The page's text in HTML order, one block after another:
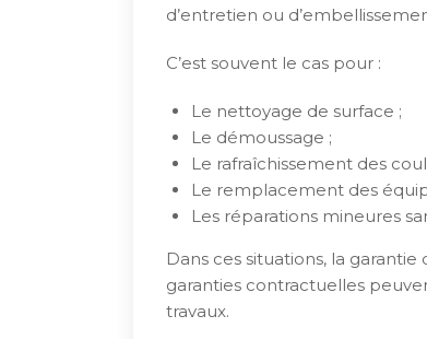
d’entretien ou
C’est souvent le cas pour :
Le nettoyage de surface ;
Le démoussage ;
Le rafraîchissement des
Le remplacement des
Les réparations mineures
Dans ces situations, la
garanties contractuelles
travaux.